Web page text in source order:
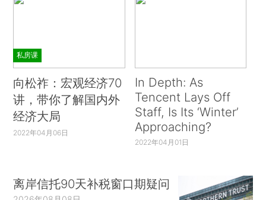
私房课
向松祚：宏观经济70
讲，带你了解国内外
经济大局
2022年04月06日
In Depth: As
Tencent Lays Off
Staff, Is Its ‘Winter’
Approaching?
2022年04月01日
离岸信托90天补税窗口期疑问